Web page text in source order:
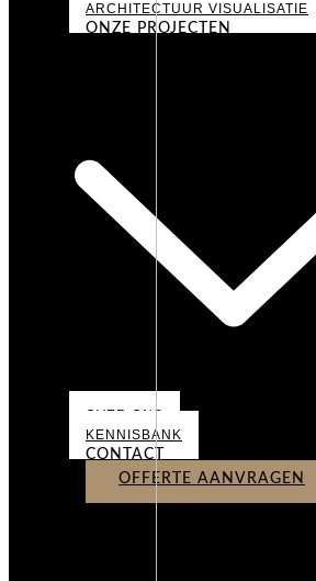
ARCHITECTUUR VISUALISATIE
ONZE PROJECTEN
OVER ONS
KENNISBANK
CONTACT
OFFERTE AANVRAGEN